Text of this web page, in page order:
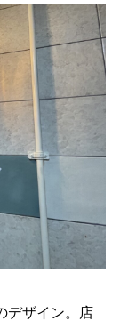
デザイン。店